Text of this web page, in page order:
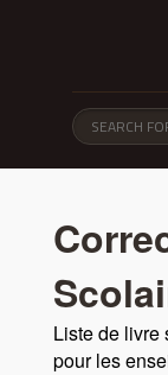
Liste de livre
pour les